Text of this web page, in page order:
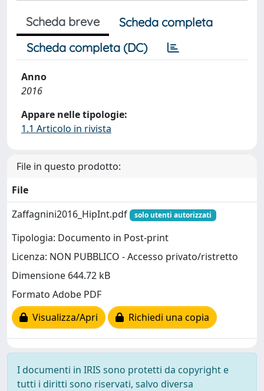
Scheda breve
Scheda completa
Scheda completa (DC)
Anno
2016
Appare nelle tipologie:
1.1 Articolo in rivista
File in questo prodotto:
File
Zaffagnini2016_HipInt.pdf
solo utenti autorizzati
Tipologia: Documento in Post-print
Licenza: NON PUBBLICO - Accesso privato/ristretto
Dimensione 644.72 kB
Formato Adobe PDF
Visualizza/Apri
Richiedi una copia
I documenti in IRIS sono protetti da copyright e
tutti i diritti sono riservati, salvo diversa